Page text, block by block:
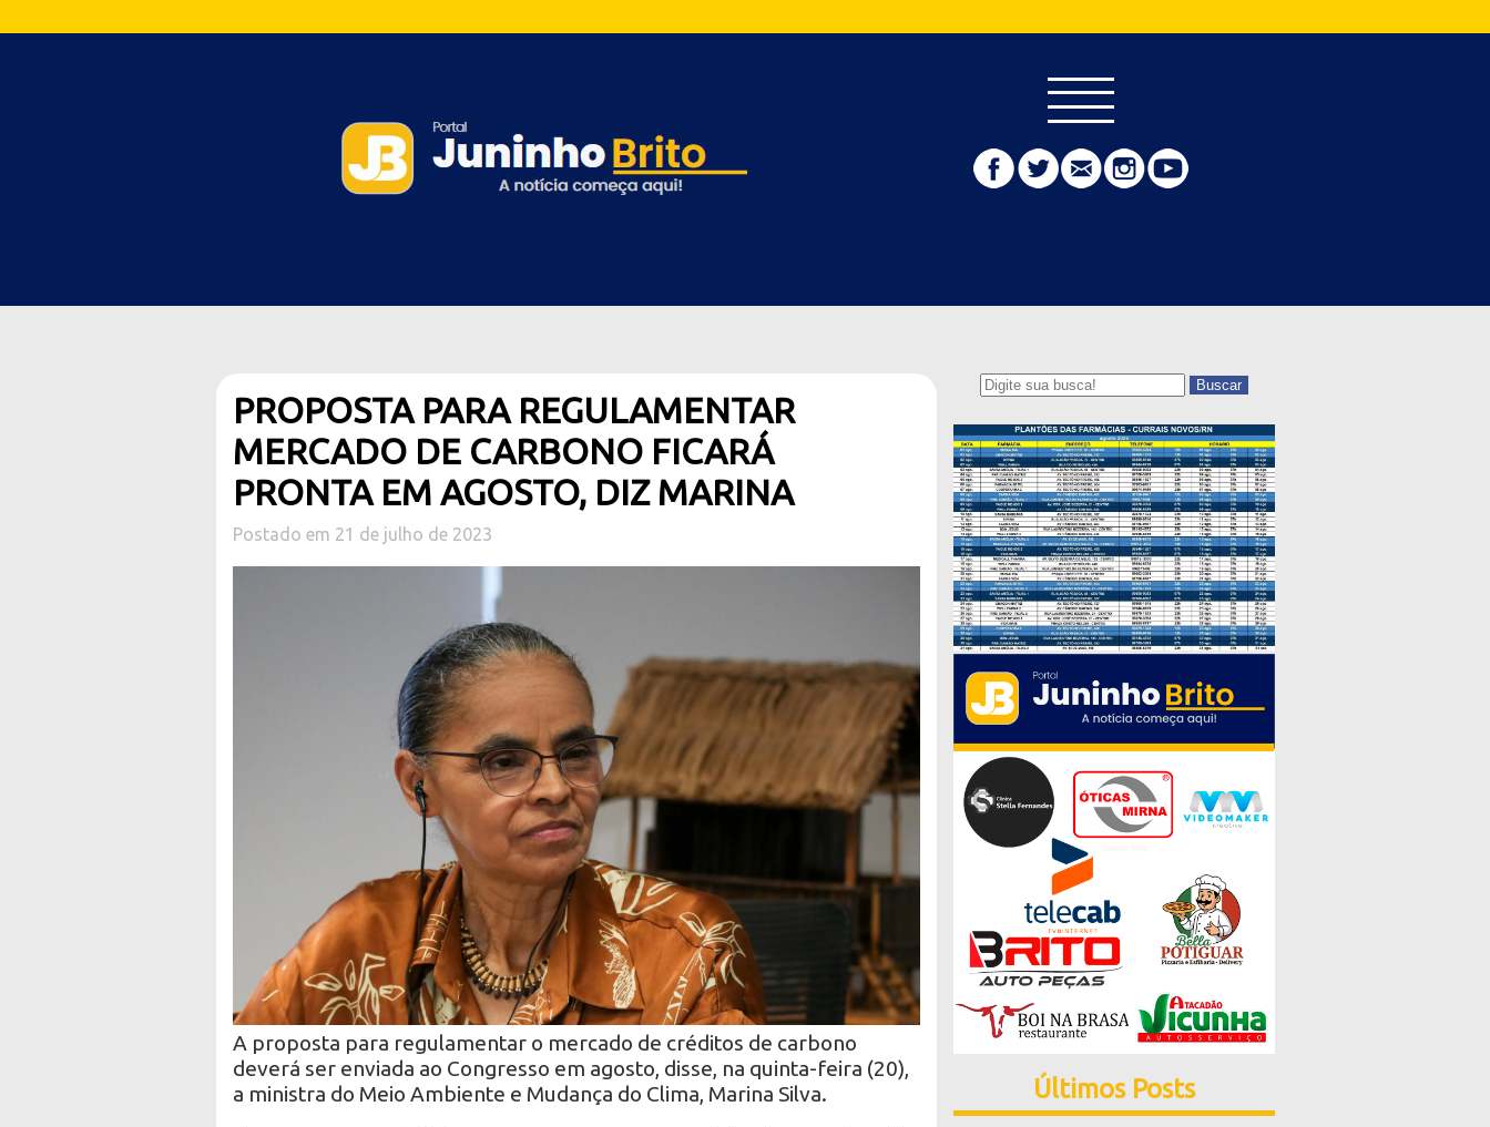
PROPOSTA PARA REGULAMENTAR
MERCADO DE CARBONO FICARÁ
PRONTA EM AGOSTO, DIZ MARINA
Postado em 21 de julho de 2023
A proposta para regulamentar o mercado de créditos de carbono
deverá ser enviada ao Congresso em agosto, disse, na quinta-feira (20),
a ministra do Meio Ambiente e Mudança do Clima, Marina Silva.
Buscar
Últimos Posts